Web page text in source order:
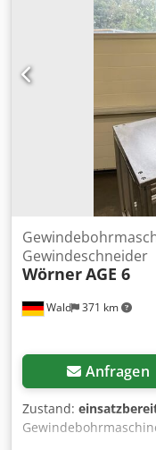
Wald 371 km
Gewindeschneider
WörnerAGE 6
Anfragen
Zustand:
Ausladung: 130mm